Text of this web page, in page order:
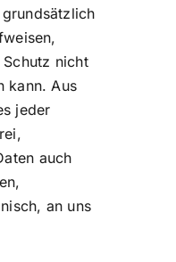
nicht
kann. Aus
jeder
auch
an uns